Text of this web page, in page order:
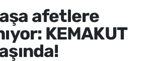
afetlere
KEMAKUT